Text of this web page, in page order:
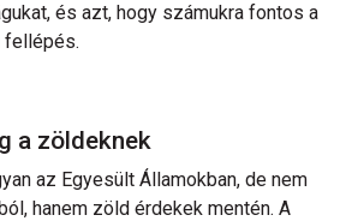
és azt, hogy számukra fontos a
fellépés.
a zöldeknek
az Egyesült Államokban, de nem
hanem zöld érdekek mentén. A